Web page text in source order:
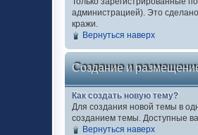
администрацией). Это
кражи.
Вернуться наверх
Создание и
Как создать новую тему?
Для создания новой темы в
созданием темы. Доступные
Вернуться наверх